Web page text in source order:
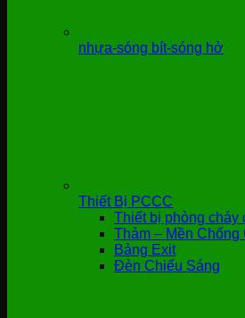
nhựa-sóng bít-sóng hở
Thiết Bị PCCC
Thiết bị phòng cháy
Thảm – Mền Chống
Bảng Exit
Đèn Chiếu Sáng